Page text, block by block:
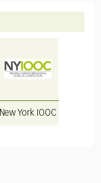
New York IOOC